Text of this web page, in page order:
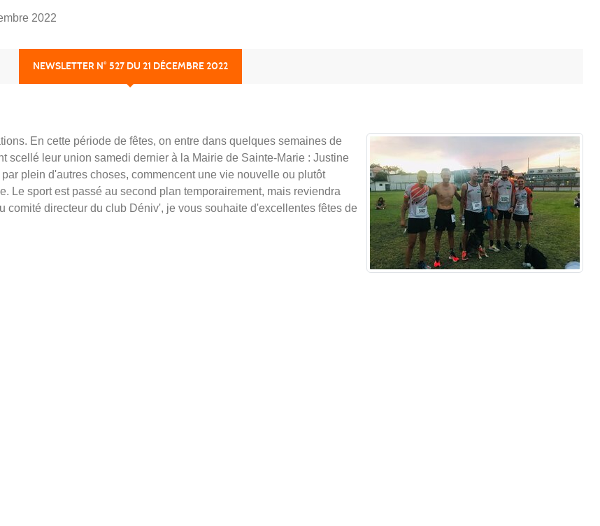
2022
NEWSLETTER N° 527 DU 21 DÉCEMBRE 2022
En cette période de fêtes, on entre dans quelques semaines de
leur union samedi dernier à la Mairie de Sainte-Marie : Justine
plein d'autres choses, commencent une vie nouvelle ou plutôt
Le sport est passé au second plan temporairement, mais reviendra
directeur du club Déniv', je vous souhaite d'excellentes fêtes de